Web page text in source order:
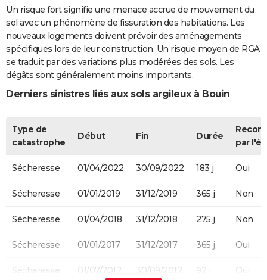
Un risque fort signifie une menace accrue de mouvement du
sol avec un phénomène de fissuration des habitations. Les
nouveaux logements doivent prévoir des aménagements
spécifiques lors de leur construction. Un risque moyen de RGA
se traduit par des variations plus modérées des sols. Les
dégâts sont généralement moins importants.
Derniers sinistres liés aux sols argileux à Bouin
Type de
catastrophe
Début Fin Durée
par
Sécheresse 01/04/2022 30/09/2022 183 j Oui
Sécheresse 01/01/2019 31/12/2019 365 j Non
Sécheresse 01/04/2018 31/12/2018 275 j Non
Sécheresse 01/01/2017 31/12/2017 365 j Oui
Sécheresse 01/07/2012 30/09/2012 92 j Oui